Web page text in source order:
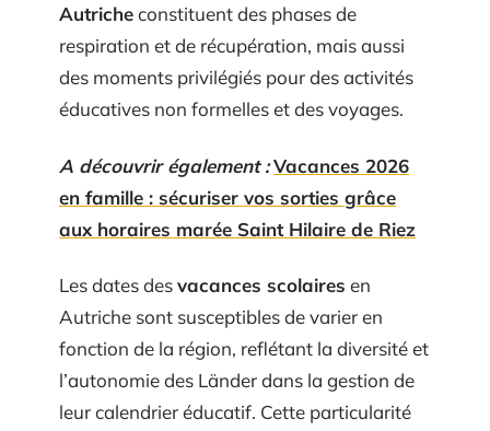
Autricheconstituent des phases de
respiration et de récupération, mais aussi
des moments privilégiés pour des activités
éducatives non formelles et des voyages.
A découvrir également :Vacances 2026
en famille : sécuriser vos sorties grâce
aux horaires marée Saint Hilaire de Riez
Les dates desvacances scolaires en
Autriche sont susceptibles de varier en
fonction de la région, reflétant la diversité et
l’autonomie des Länder dans la gestion de
leur calendrier éducatif. Cette particularité